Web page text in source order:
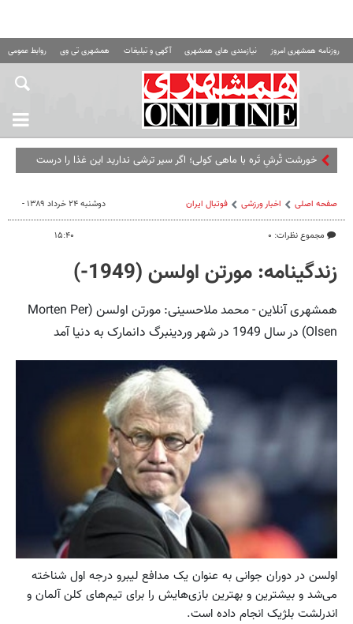
روزنامه همشهری امروز نیازمندی های همشهری آگهی و تبلیغات همشهری تی وی روابط عمومی
خورشت تُرشِ تَره با ماهی کولی؛ اگر سیر ترشی ندارید این غذا را درست
صفحه اصلی اخبار ورزشی فوتبال ايران
مجموع نظرات: ۰
دوشنبه ۲۴ خرداد ۱۳۸۹ -
۱۵:۴۰
زندگینامه: مورتن اولسن (1949-)
همشهری آنلاین - محمد ملاحسینی: مورتن اولسن (Morten Per
Olsen) در سال 1949 در شهر وردینبرگ دانمارک به دنیا آمد
اولسن در دوران جوانی به عنوان یک مدافع لیبرو درجه اول شناخته
می‌شد و بیشترین و بهترین بازی‌هایش را برای تیم‌های کلن آلمان و
اندرلشت بلژیک انجام داده است.